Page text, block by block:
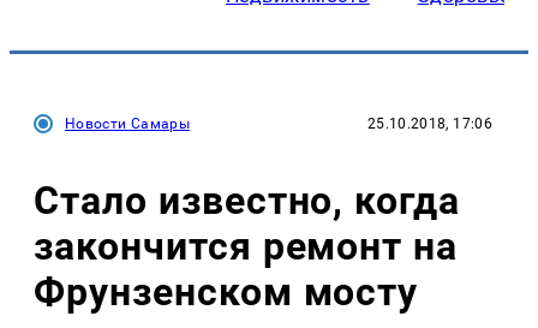
Новости Самары 25.10.2018, 17:06
Стало известно, когда
закончится ремонт на
Фрунзенском мосту